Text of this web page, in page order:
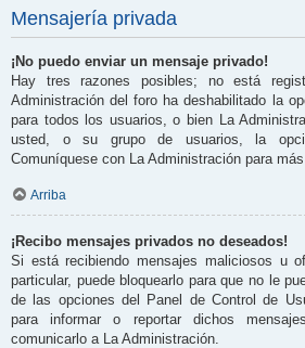
Mensajería privada
¡No puedo enviar un mensaje privado!
Hay tres razones posibles; no está
Administración del foro ha deshabilitado la
para todos los usuarios, o bien La
usted, o su grupo de usuarios, la
Comuníquese con La Administración para
Arriba
¡Recibo mensajes privados no deseados!
Si está recibiendo mensajes maliciosos u
particular, puede bloquearlo para que no le
de las opciones del Panel de Control de
para informar o reportar dichos
comunicarlo a La Administración.